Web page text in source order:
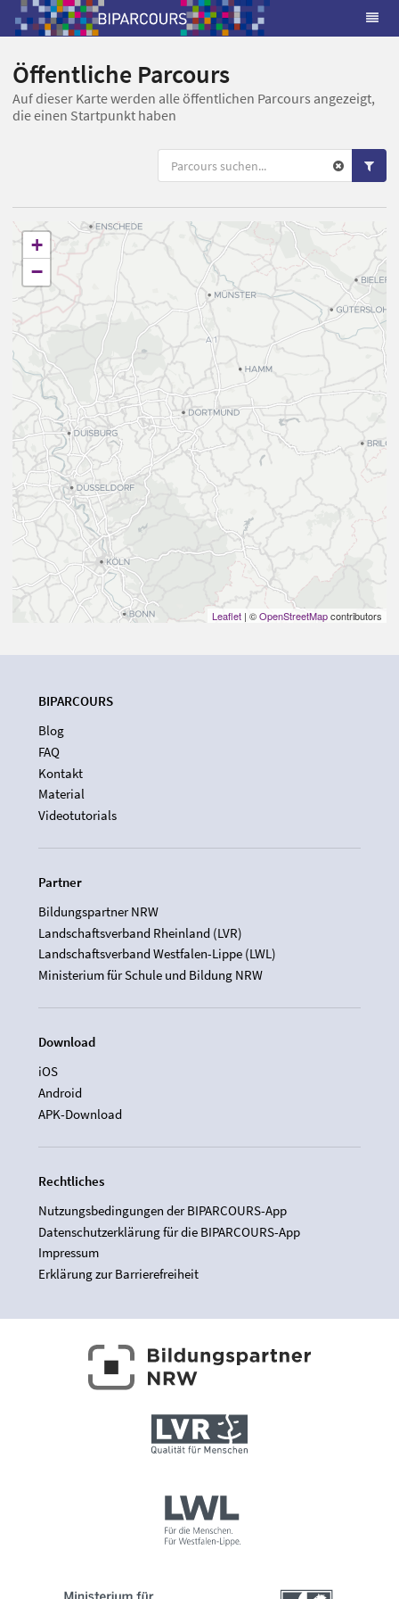
Öffentliche Parcours
Auf dieser Karte werden alle öffentlichen Parcours angezeigt,
die einen Startpunkt haben
+
−
Leaflet | ©OpenStreetMapcontributors
BIPARCOURS
Blog
FAQ
Kontakt
Material
Videotutorials
Partner
Bildungspartner NRW
Landschaftsverband Rheinland (LVR)
Landschaftsverband Westfalen-Lippe (LWL)
Ministerium für Schule und Bildung NRW
Download
iOS
Android
APK-Download
Rechtliches
Nutzungsbedingungen der BIPARCOURS-App
Datenschutzerklärung für die BIPARCOURS-App
Impressum
Erklärung zur Barrierefreiheit